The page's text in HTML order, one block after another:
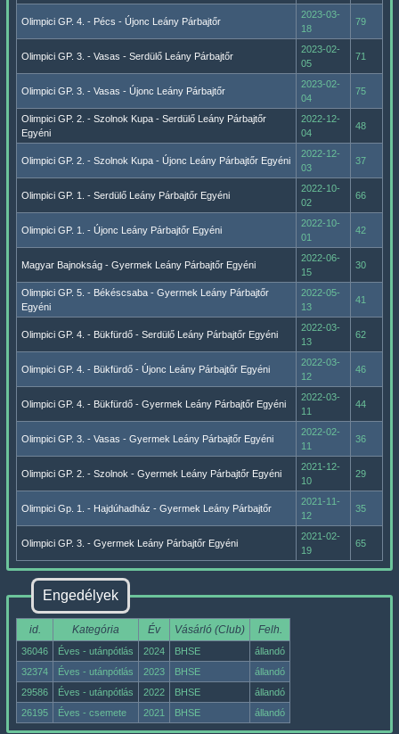
Olimpici GP. 4. - Pécs - Újonc Leány Párbajtőr
2023-03-
18
79
Olimpici GP. 3. - Vasas - Serdülő Leány Párbajtőr
2023-02-
05
71
Olimpici GP. 3. - Vasas - Újonc Leány Párbajtőr
2023-02-
04
75
Olimpici GP. 2. - Szolnok Kupa - Serdülő Leány Párbajtőr
Egyéni
2022-12-
04
48
Olimpici GP. 2. - Szolnok Kupa - Újonc Leány Párbajtőr Egyéni
2022-12-
03
37
Olimpici GP. 1. - Serdülő Leány Párbajtőr Egyéni
2022-10-
02
66
Olimpici GP. 1. - Újonc Leány Párbajtőr Egyéni
2022-10-
01
42
Magyar Bajnokság - Gyermek Leány Párbajtőr Egyéni
2022-06-
15
30
Olimpici GP. 5. - Békéscsaba - Gyermek Leány Párbajtőr
Egyéni
2022-05-
13
41
Olimpici GP. 4. - Bükfürdő - Serdülő Leány Párbajtőr Egyéni
2022-03-
13
62
Olimpici GP. 4. - Bükfürdő - Újonc Leány Párbajtőr Egyéni
2022-03-
12
46
Olimpici GP. 4. - Bükfürdő - Gyermek Leány Párbajtőr Egyéni
2022-03-
11
44
Olimpici GP. 3. - Vasas - Gyermek Leány Párbajtőr Egyéni
2022-02-
11
36
Olimpici GP. 2. - Szolnok - Gyermek Leány Párbajtőr Egyéni
2021-12-
10
29
Olimpici Gp. 1. - Hajdúhadház - Gyermek Leány Párbajtőr
2021-11-
12
35
Olimpici GP. 3. - Gyermek Leány Párbajtőr Egyéni
2021-02-
19
65
Engedélyek
id. Kategória Év Vásárló (Club) Felh.
36046 Éves - utánpótlás 2024 BHSE
állandó
32374
Éves - utánpótlás 2023 BHSE
állandó
29586
Éves - utánpótlás 2022 BHSE
állandó
26195
Éves - csemete 2021 BHSE állandó